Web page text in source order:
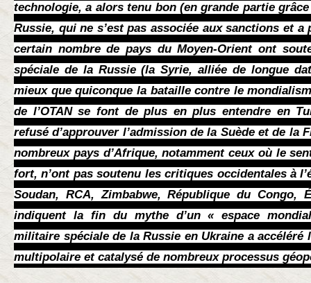
technologie, a alors tenu bon (en grande partie
Russie, qui ne s’est pas associée aux sanctions et
certain nombre de pays du Moyen-Orient ont
spéciale de la Russie (la Syrie, alliée de longue
mieux que quiconque la bataille contre le
de l’OTAN se font de plus en plus entendre en
refusé d’approuver l’admission de la Suède et de la
nombreux pays d’Afrique, notamment ceux où le
fort, n’ont pas soutenu les critiques occidentales à
Soudan, RCA, Zimbabwe, République du Congo,
indiquent la fin du mythe d’un « espace
militaire spéciale de la Russie en Ukraine a accéléré
multipolaire et catalysé de nombreux processus